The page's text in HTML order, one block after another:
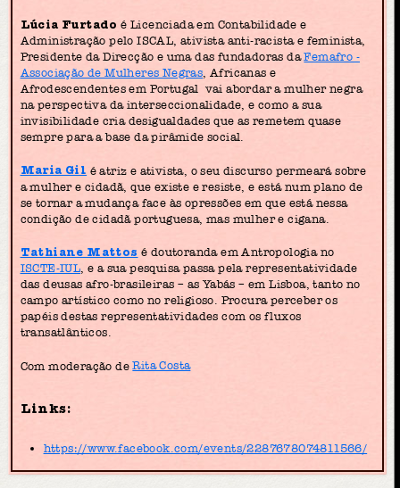
Lúcia Furtado é Licenciada em Contabilidade e
Administração pelo ISCAL, ativista anti-racista e feminista,
Presidente da Direcção e uma das fundadoras daFemafro -
Associação de Mulheres Negras, Africanas e
Afrodescendentes em Portugal vai abordar a mulher negra
na perspectiva da interseccionalidade, e como a sua
invisibilidade cria desigualdades que as remetem quase
sempre para a base da pirâmide social.
Maria Gil é atriz e ativista, o seu discurso permeará sobre
a mulher e cidadã, que existe e resiste, e está num plano de
se tornar a mudança face às opressões em que está nessa
condição de cidadã portuguesa, mas mulher e cigana.
Tathiane Mattos é doutoranda em Antropologia no
ISCTE-IUL, e a sua pesquisa passa pela representatividade
das deusas afro-brasileiras – as Yabás – em Lisboa, tanto no
campo artístico como no religioso. Procura perceber os
papéis destas representatividades com os fluxos
transatlânticos.
Com moderação deRita Costa
Links:
https://www.facebook.com/events/2287678074811566/